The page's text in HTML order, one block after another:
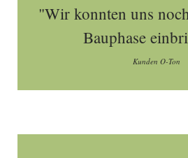
"Wir konnten uns
Bauphase
Kunden O-Ton